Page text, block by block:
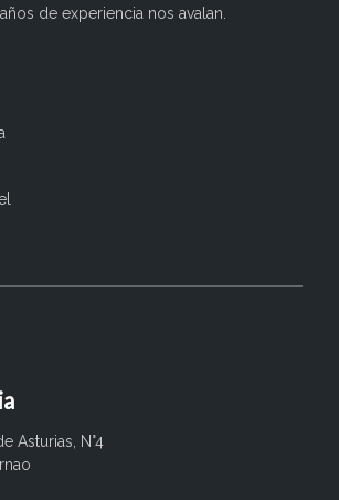
de experiencia nos avalan.
Asturias, N°4